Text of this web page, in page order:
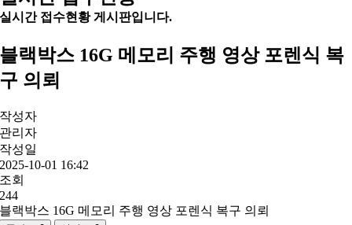
실시간 접수현황 게시판입니다.
블랙박스 16G 메모리 주행 영상 포렌식 복
구 의뢰
작성자
관리자
작성일
2025-10-01 16:42
조회
244
블랙박스 16G 메모리 주행 영상 포렌식 복구 의뢰